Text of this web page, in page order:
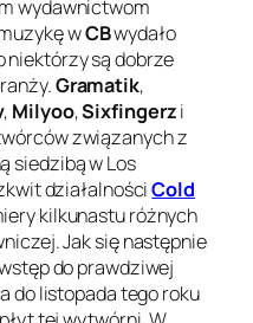
wydawnictwom
wCBwydało
niektórzy są dobrze
Gramatik,
, Milyoo,Sixfingerzi
związanych z
siedzibą w Los
działalnościCold
kilkunastu różnych
Jak się następnie
do prawdziwej
do listopada tego roku